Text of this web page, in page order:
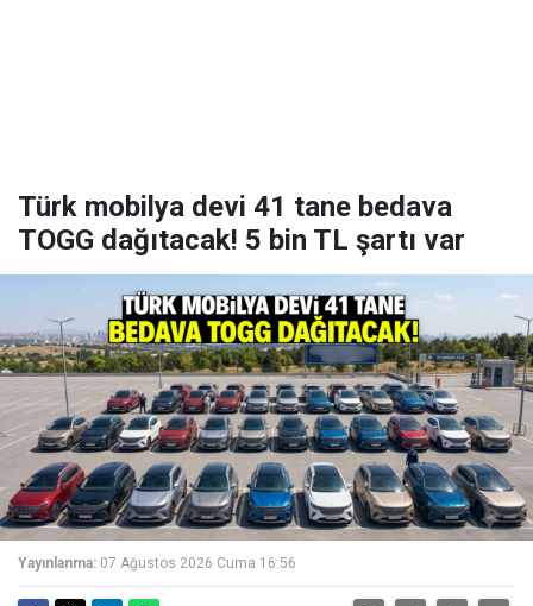
Türk mobilya devi 41 tane bedava
TOGG dağıtacak! 5 bin TL şartı var
Yayınlanma: 07 Ağustos 2026 Cuma 16:56